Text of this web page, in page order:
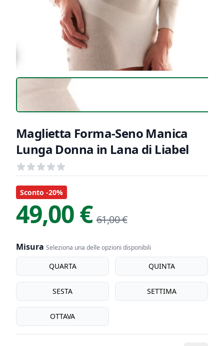
Maglietta Forma-Seno Manica
Lunga Donna in Lana di Liabel
Recensioni
out of 5 stars
Informazioni Prodotto
Descrizione riassuntiva
Sconto -20%
49,00 € 61,00 €
Misura Seleziona una delle opzioni disponibili
Misura QUARTA QUINTA
SESTA SETTIMA
OTTAVA